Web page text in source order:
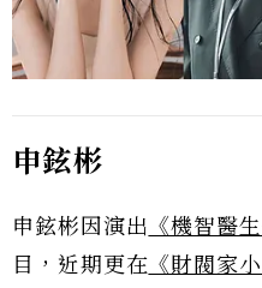
申鉉彬
申鉉彬因演出 《機智醫
目，近期更在 《財閥家